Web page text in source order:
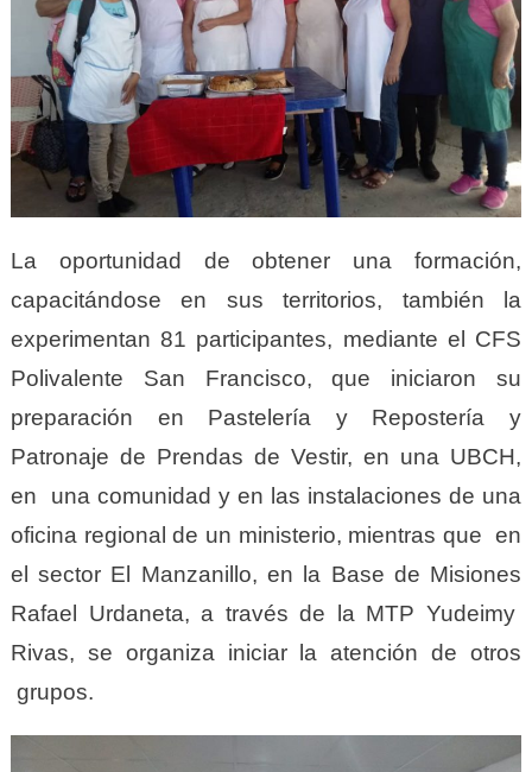
La oportunidad de obtener una formación,
capacitándose en sus territorios, también la
experimentan 81 participantes, mediante el CFS
Polivalente San Francisco, que iniciaron su
preparación en Pastelería y Repostería y
Patronaje de Prendas de Vestir, en una UBCH,
en una comunidad y en las instalaciones de una
oficina regional de un ministerio, mientras que en
el sector El Manzanillo, en la Base de Misiones
Rafael Urdaneta, a través de la MTP Yudeimy
Rivas, se organiza iniciar la atención de otros
grupos.